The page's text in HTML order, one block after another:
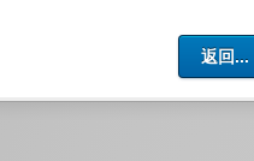
返回...